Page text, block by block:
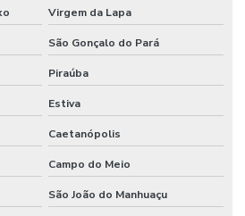
industrial
técnica
manutenção predial
Virgem da Lapa
São Gonçalo do Pará
Piraúba
Estiva
Caetanópolis
Campo do Meio
São João do Manhuaçu